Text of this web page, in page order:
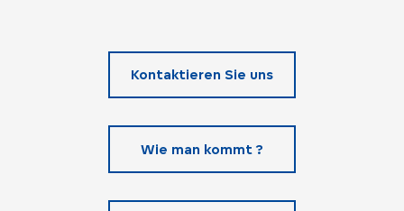
Kontaktieren Sie uns
Wie man kommt ?